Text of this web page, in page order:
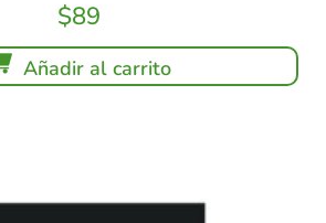
$89
Añadir al carrito